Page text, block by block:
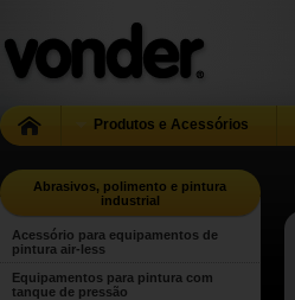
Produtos e Acessórios
Abrasivos, polimento e pintura
industrial
Acessório para equipamentos de
pintura air-less
Equipamentos para pintura com
tanque de pressão